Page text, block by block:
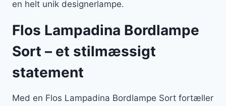
en helt unik designerlampe.
Flos Lampadina Bordlampe
Sort – et stilmæssigt
statement
Med en Flos Lampadina Bordlampe Sort fortæller